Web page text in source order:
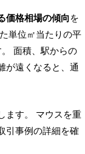
価格相場の傾向を
単位㎡当たりの平
面積、駅からの
が遠くなると、通
ます。 マウスを重
引事例の詳細を確